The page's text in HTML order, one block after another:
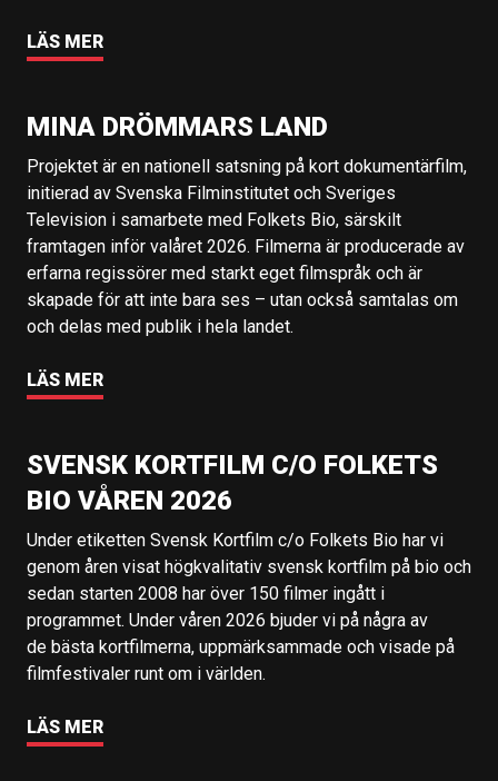
LÄS MER
MINA DRÖMMARS LAND
Projektet är en nationell satsning på kort dokumentärfilm,
initierad av Svenska Filminstitutet och Sveriges
Television i samarbete med Folkets Bio, särskilt
framtagen inför valåret 2026. Filmerna är producerade av
erfarna regissörer med starkt eget filmspråk och är
skapade för att inte bara ses – utan också samtalas om
och delas med publik i hela landet.
LÄS MER
SVENSK KORTFILM C/O FOLKETS
BIO VÅREN 2026
Under etiketten Svensk Kortfilm c/o Folkets Bio har vi
genom åren visat högkvalitativ svensk kortfilm på bio och
sedan starten 2008 har över 150 filmer ingått i
programmet. Under våren 2026 bjuder vi på några av
de bästa kortfilmerna, uppmärksammade och visade på
filmfestivaler runt om i världen.
LÄS MER